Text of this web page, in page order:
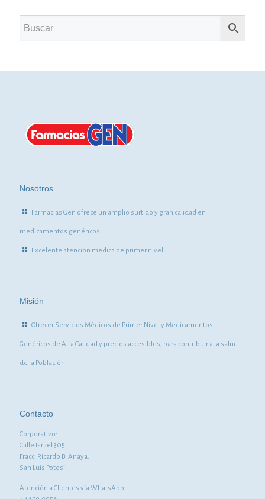
Nosotros
Farmacias Gen ofrece un amplio surtido y gran calidad en
medicamentos genéricos.
Excelente atención médica de primer nivel.
Misión
Ofrecer Servicios Médicos de Primer Nivel y Medicamentos
Genéricos de Alta Calidad y precios accesibles, para contribuir a la salud
de la Población.
Contacto
Corporativo:
Calle Israel 305
Fracc. Ricardo B. Anaya.
San Luis Potosí
Atención a Clientes vía WhatsApp: